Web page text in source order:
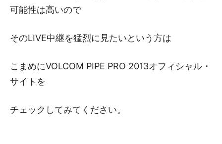
可能性は高いので
そのLIVE中継を猛烈に見たいという方は
こまめにVOLCOM PIPE PRO 2013オフィシャル・
サイトを
チェックしてみてください。